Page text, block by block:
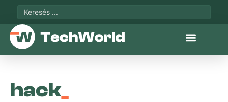
hack_